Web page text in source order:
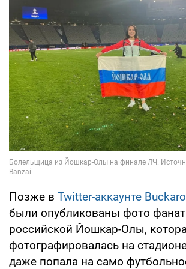
Позже в Twitter-аккаунте
были опубликованы фото
российской Йошкар-Олы,
фотографировалась на
даже попала на само